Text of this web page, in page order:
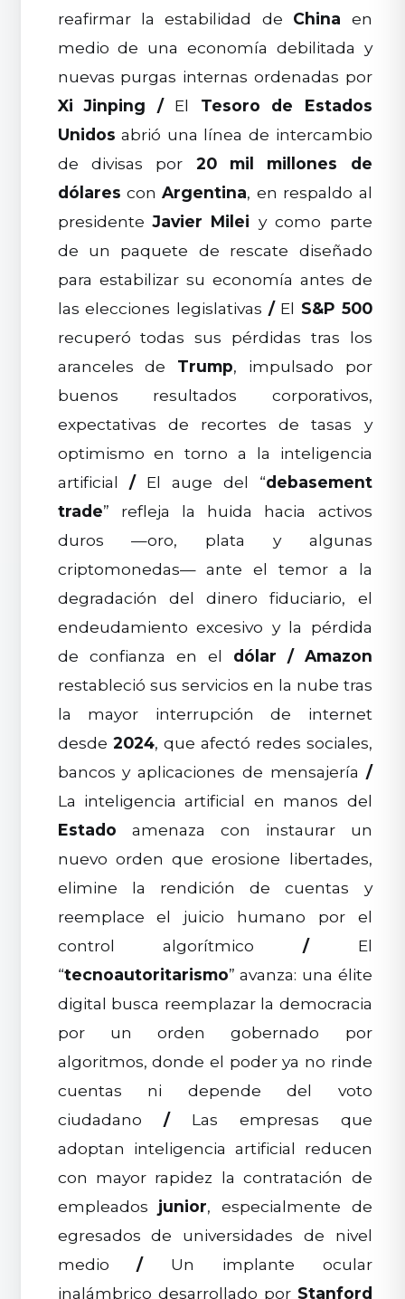
reafirmar la estabilidad de China en
medio de una economía debilitada y
nuevas purgas internas ordenadas por
Xi Jinping
/El Tesoro de Estados
Unidos abrió una línea de intercambio
de divisas por 20 mil millones de
dólares conArgentina, en respaldo al
presidenteJavier Milei y como parte
de un paquete de rescate diseñado
para estabilizar su economía antes de
las elecciones legislativas /El S&P 500
recuperó todas sus pérdidas tras los
aranceles de Trump, impulsado por
buenos resultados corporativos,
expectativas de recortes de tasas y
optimismo en torno a la inteligencia
artificial /El auge del “debasement
trade” refleja la huida hacia activos
duros —oro, plata y algunas
criptomonedas— ante el temor a la
degradación del dinero fiduciario, el
endeudamiento excesivo y la pérdida
de confianza en el dólar / Amazon
restableció sus servicios en la nube tras
la mayor interrupción de internet
desde 2024, que afectó redes sociales,
bancos y aplicaciones de mensajería /
La inteligencia artificial en manos del
Estado amenaza con instaurar un
nuevo orden que erosione libertades,
elimine la rendición de cuentas y
reemplace el juicio humano por el
control algorítmico /El
“tecnoautoritarismo” avanza: una élite
digital busca reemplazar la democracia
por un orden gobernado por
algoritmos, donde el poder ya no rinde
cuentas ni depende del voto
ciudadano /Las empresas que
adoptan inteligencia artificial reducen
con mayor rapidez la contratación de
empleados junior, especialmente de
egresados de universidades de nivel
medio/Un implante ocular
inalámbrico desarrollado por Stanford